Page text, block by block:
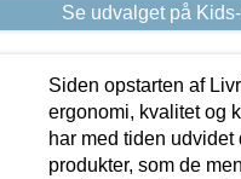
Se udvalget på
Siden opstarten af
ergonomi, kvalitet og
har med tiden
produkter, som de